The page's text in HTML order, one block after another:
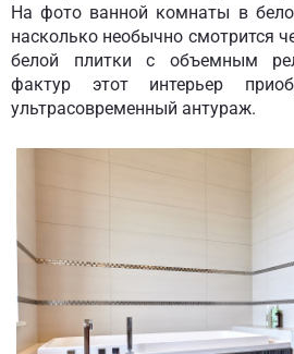
На фото ванной комнаты в
насколько необычно смотрится
белой плитки с объемным
фактур этот интерьер
ультрасовременный антураж.